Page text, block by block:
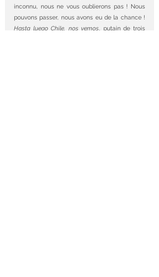
inconnu, nous ne vous oublierons pas ! Nous
Hasta luego Chile, nos vemos, putain de trois